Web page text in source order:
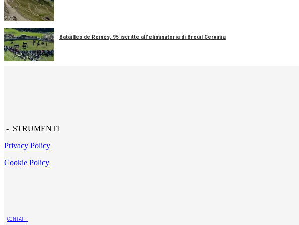
Batailles de Reines, 95 iscritte all'eliminatoria di Breuil Cervinia
- STRUMENTI
Privacy Policy
Cookie Policy
- CONTATTI